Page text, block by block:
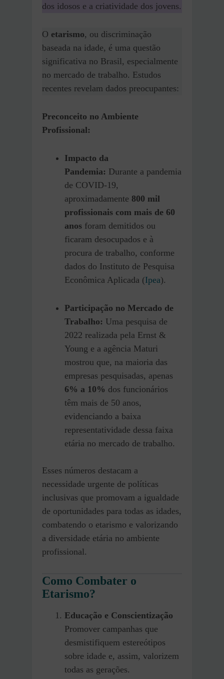
dos idosos e a criatividade dos jovens.
O etarismo, ou discriminação
baseada na idade, é uma questão
significativa no Brasil, especialmente
no mercado de trabalho. Estudos
recentes revelam dados preocupantes:
Preconceito no Ambiente
Profissional:
Impacto da
Pandemia: Durante a pandemia
de COVID-19,
aproximadamente 800 mil
profissionais com mais de 60
anos foram demitidos ou
ficaram desocupados e à
procura de trabalho, conforme
dados do Instituto de Pesquisa
Econômica Aplicada (Ipea).
Participação no Mercado de
Trabalho: Uma pesquisa de
2022 realizada pela Ernst &
Young e a agência Maturi
mostrou que, na maioria das
empresas pesquisadas, apenas
6% a 10% dos funcionários
têm mais de 50 anos,
evidenciando a baixa
representatividade dessa faixa
etária no mercado de trabalho.
Esses números destacam a
necessidade urgente de políticas
inclusivas que promovam a igualdade
de oportunidades para todas as idades,
combatendo o etarismo e valorizando
a diversidade etária no ambiente
profissional.
Como Combater o
Etarismo?
Educação e Conscientização
Promover campanhas que
desmistifiquem estereótipos
sobre idade e, assim, valorizem
todas as gerações.